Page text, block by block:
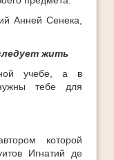
Анней Сенека,
жить
учебе, а в
тебе для
которой
Игнатий де